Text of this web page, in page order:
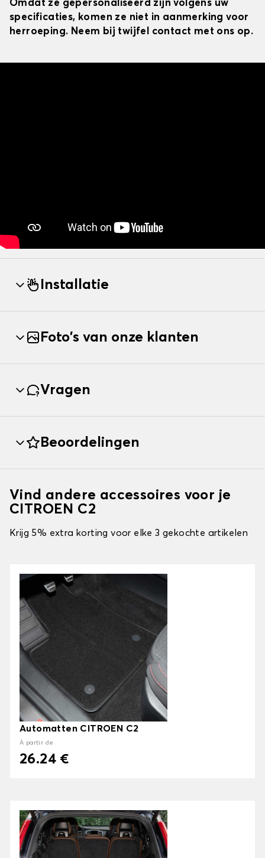
Omdat ze gepersonaliseerd zijn volgens uw
specificaties, komen ze niet in aanmerking voor
herroeping. Neem bij twijfel contact met ons op.
Installatie
Foto's van onze klanten
Vragen
Beoordelingen
Vind andere accessoires voor je
CITROEN C2
Krijg 5% extra korting voor elke 3 gekochte artikelen
Automatten CITROEN C2
À partir de
26.24 €